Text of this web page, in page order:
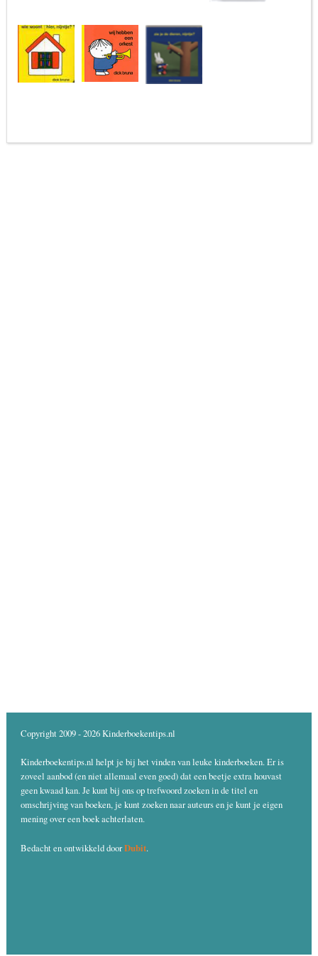
Copyright 2009 - 2026 Kinderboekentips.nl
Kinderboekentips.nl helpt je bij het vinden van leuke kinderboeken. Er is
zoveel aanbod (en niet allemaal even goed) dat een beetje extra houvast
geen kwaad kan. Je kunt bij ons op trefwoord zoeken in de titel en
omschrijving van boeken, je kunt zoeken naar auteurs en je kunt je eigen
mening over een boek achterlaten.
Bedacht en ontwikkeld doorDubit.